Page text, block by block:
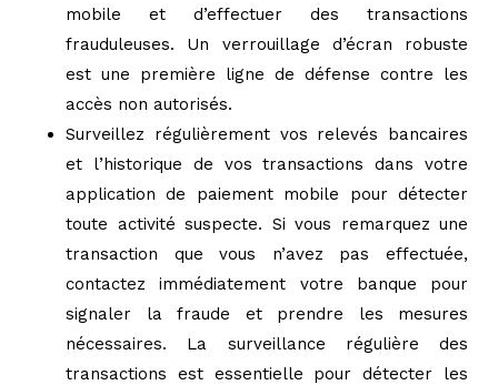
mobile et d’effectuer des transactions
frauduleuses. Un verrouillage d’écran robuste
est une première ligne de défense contre les
accès non autorisés.
Surveillez régulièrement vos relevés bancaires
et l’historique de vos transactions dans votre
application de paiement mobile pour détecter
toute activité suspecte. Si vous remarquez une
transaction que vous n’avez pas effectuée,
contactez immédiatement votre banque pour
signaler la fraude et prendre les mesures
nécessaires. La surveillance régulière des
transactions est essentielle pour détecter les